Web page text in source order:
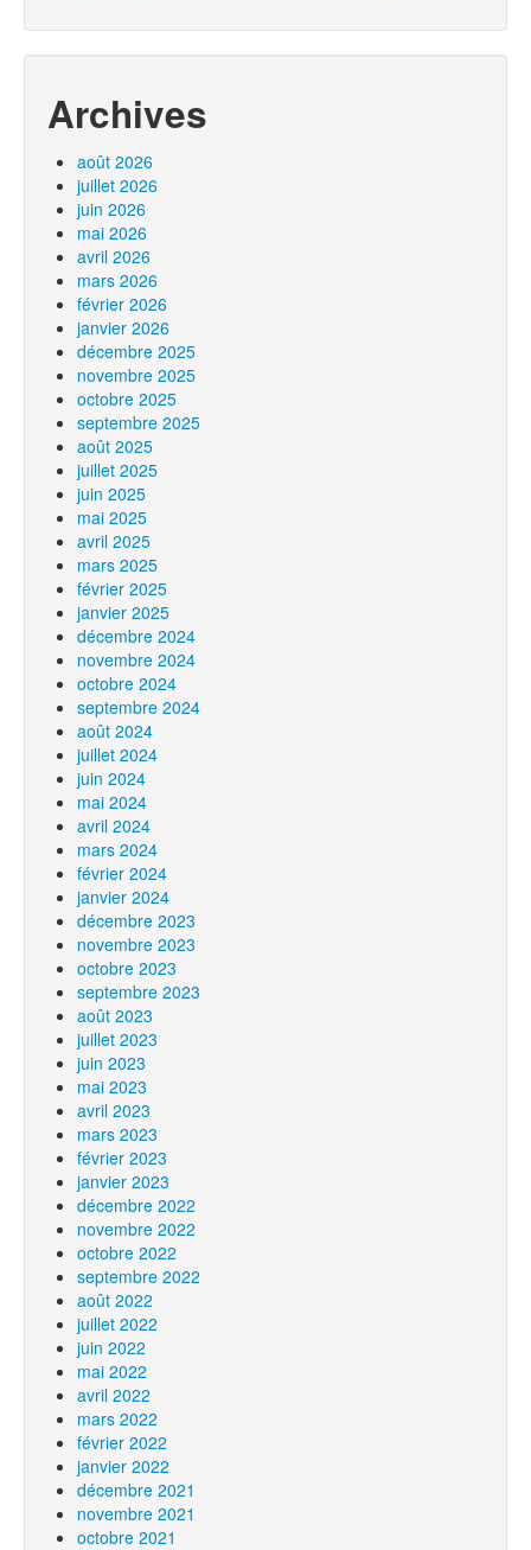
Archives
août 2026
juillet 2026
juin 2026
mai 2026
avril 2026
mars 2026
février 2026
janvier 2026
décembre 2025
novembre 2025
octobre 2025
septembre 2025
août 2025
juillet 2025
juin 2025
mai 2025
avril 2025
mars 2025
février 2025
janvier 2025
décembre 2024
novembre 2024
octobre 2024
septembre 2024
août 2024
juillet 2024
juin 2024
mai 2024
avril 2024
mars 2024
février 2024
janvier 2024
décembre 2023
novembre 2023
octobre 2023
septembre 2023
août 2023
juillet 2023
juin 2023
mai 2023
avril 2023
mars 2023
février 2023
janvier 2023
décembre 2022
novembre 2022
octobre 2022
septembre 2022
août 2022
juillet 2022
juin 2022
mai 2022
avril 2022
mars 2022
février 2022
janvier 2022
décembre 2021
novembre 2021
octobre 2021